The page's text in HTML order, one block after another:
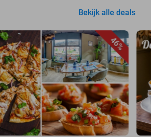
Bekijk alle deals
46%